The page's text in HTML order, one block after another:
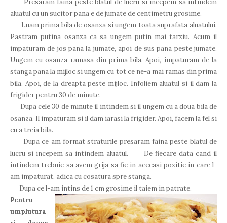
aluatul cu un sucitor pana e de jumate de centimetru grosime.
Luam prima bila de osanza si ungem toata suprafata aluatului.
Pastram putina osanza ca sa ungem putin mai tarziu. Acum il
impaturam de jos pana la jumate, apoi de sus pana peste jumate.
Ungem cu osanza ramasa din prima bila. Apoi, impaturam de la
stanga pana la mijloc si ungem cu tot ce ne-a mai ramas din prima
bila. Apoi, de la dreapta peste mijloc. Infoliem aluatul si il dam la
frigider pentru 30 de minute.
Dupa cele 30 de minute il intindem si il ungem cu a doua bila de
osanza. Il impaturam si il dam iarasi la frigider. Apoi, facem la fel si
cu a treia bila.
Dupa ce am format straturile presaram faina peste blatul de
lucru si incepem sa intindem aluatul. De fiecare data cand il
intindem trebuie sa avem grija sa fie in aceeasi pozitie in care l-
am impaturat, adica cu cosatura spre stanga.
Dupa ce l-am intins de 1 cm grosime il taiem in patrate.
Pentru
umplutura